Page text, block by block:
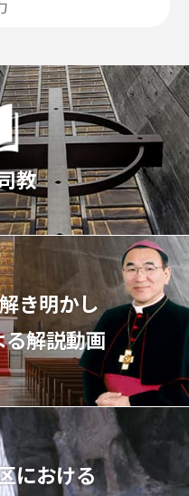
教
き明かし
解説動画
における